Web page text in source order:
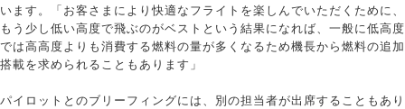
います。「お客さまにより快適なフライトを楽しんでいただくために、
もう少し低い高度で飛ぶのがベストという結果になれば、一般に低高度
では高高度よりも消費する燃料の量が多くなるため機長から燃料の追加
搭載を求められることもあります」
パイロットとのブリーフィングには、別の担当者が出席することもあり